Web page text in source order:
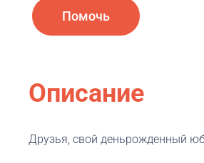
Помочь
Описание
Друзья, свой деньрожденный